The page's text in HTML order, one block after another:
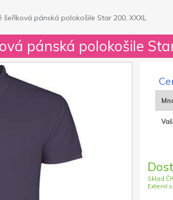
šeříková pánská polokošile Star 200, XXXL
pánská polokošile
Sklad
Externí